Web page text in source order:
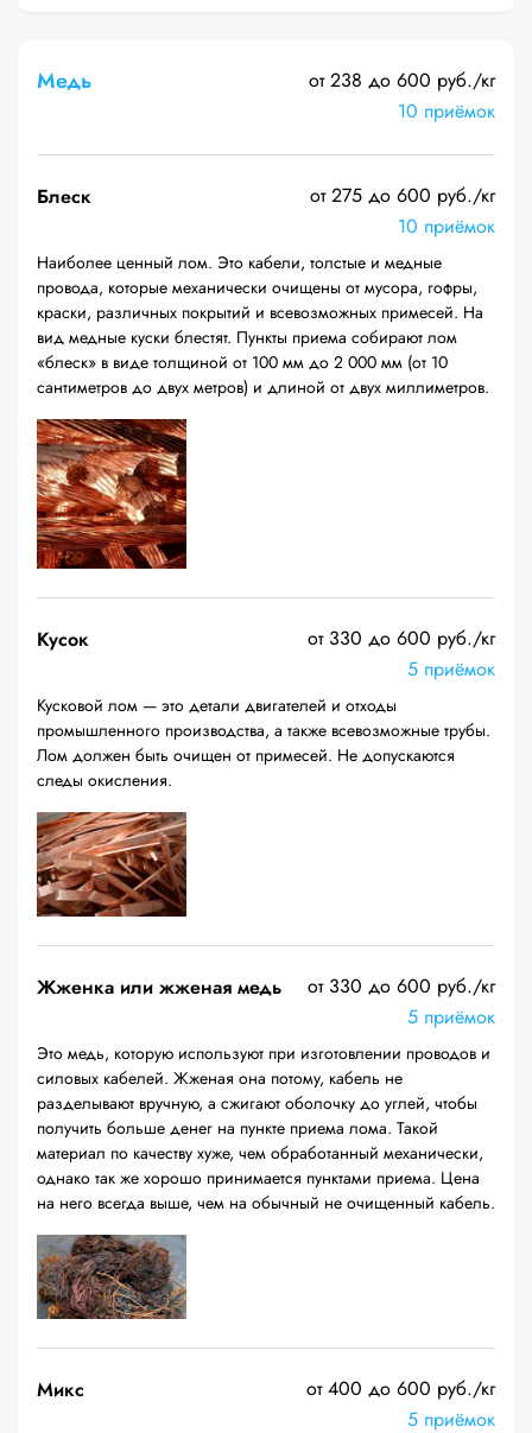
Медь
от 238 до 600 руб./кг
10 приёмок
Блеск
от 275 до 600 руб./кг
10 приёмок
Наиболее ценный лом. Это кабели, толстые и медные
провода, которые механически очищены от мусора, гофры,
краски, различных покрытий и всевозможных примесей. На
вид медные куски блестят. Пункты приема собирают лом
«блеск» в виде толщиной от 100 мм до 2 000 мм (от 10
сантиметров до двух метров) и длиной от двух миллиметров.
Кусок
от 330 до 600 руб./кг
5 приёмок
Кусковой лом — это детали двигателей и отходы
промышленного производства, а также всевозможные трубы.
Лом должен быть очищен от примесей. Не допускаются
следы окисления.
Жженка или жженая медь
от 330 до 600 руб./кг
5 приёмок
Это медь, которую используют при изготовлении проводов и
силовых кабелей. Жженая она потому, кабель не
разделывают вручную, а сжигают оболочку до углей, чтобы
получить больше денег на пункте приема лома. Такой
материал по качеству хуже, чем обработанный механически,
однако так же хорошо принимается пунктами приема. Цена
на него всегда выше, чем на обычный не очищенный кабель.
Микс
от 400 до 600 руб./кг
5 приёмок